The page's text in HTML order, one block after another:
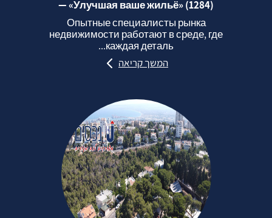
— «Улучшая ваше жильё» (1284)
Опытные специалисты рынка
недвижимости работают в среде, где
каждая деталь...
המשך קריאה